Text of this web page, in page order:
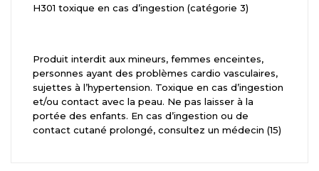
H301 toxique en cas d’ingestion (catégorie 3)
Produit interdit aux mineurs, femmes enceintes,
personnes ayant des problèmes cardio vasculaires,
sujettes à l’hypertension. Toxique en cas d’ingestion
et/ou contact avec la peau. Ne pas laisser à la
portée des enfants. En cas d’ingestion ou de
contact cutané prolongé, consultez un médecin (15)